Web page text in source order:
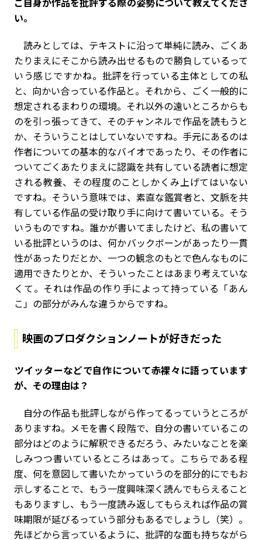
い。
読みとしては、テキストに沿って単純に読み、ごくあ
たりまえにそこから読み出せるもので勝負しているって
いう感じですかね。批評を行っている主体としての私
と、向かい合っている作品と。それから、ごく一般的に
想定されるまわりの環境。それ以外の遠いところからも
のを引っ張ってきて、そのチャンネルで作品を読もうと
か、そういうことはしていないですね。手元にあるのは
作者についての基本的なバイオであったり、その作者に
ついてごくあたりまえに認識を共有している読者に想定
される教養、その程度のことしかくみ上げてはいない
ですね。そういう意味では、素直な鑑賞者と、文脈を共
有している作品の受け取り手に向けて書いている。そう
いうものですね。誰かが書いてましたけど、私の書いて
いる批評というのは、何かバックボーンがあったり一貫
性があったりだとか、一つの観念のもとで色んなものに
適用できたりとか、そういったことはあまり考えていな
くて。それは作品の作り手によって持っている「あん
こ」の部分がみんな違うからですね。
映画のプロダクションノートが好きだった
――ツイッターなどで自作について赤裸々に語っています
が、その理由は？
自分の作品も批評しながら作ってるっていうところが
ありますね。メモを書く段階で、自分の書いているこの
部分はどのように解釈できるだろう、みたいなことを楽
しみつつ書いているところはあって。こちらである程
度、何を意図して書いたかっていうのを部分的にでもお
示しすることで、もう一度興味深く読んでもらえること
もありますし、もう一度読み返してもらえれば作品の賞
味期限が延びるっていう部分もあるでしょうし（笑）。
先ほどから言っているように、批評的な面も持ちながら